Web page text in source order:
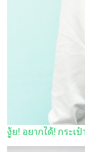
งู้ย! อยากได้! กระเ